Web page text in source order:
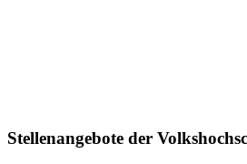
Stellenangebote der